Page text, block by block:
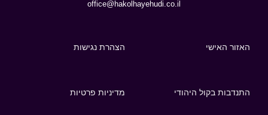
office@hakolhayehudi.co.il
האזור האישי הצהרת נגישות
התנדבות בקול היהודי מדיניות פרטיות